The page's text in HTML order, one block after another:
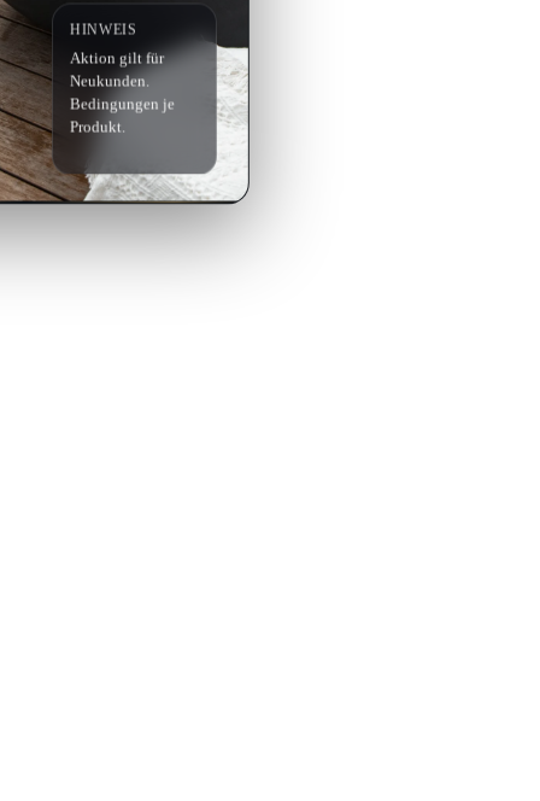
HINWEIS
Aktion gilt für
Neukunden.
Bedingungen je
Produkt.